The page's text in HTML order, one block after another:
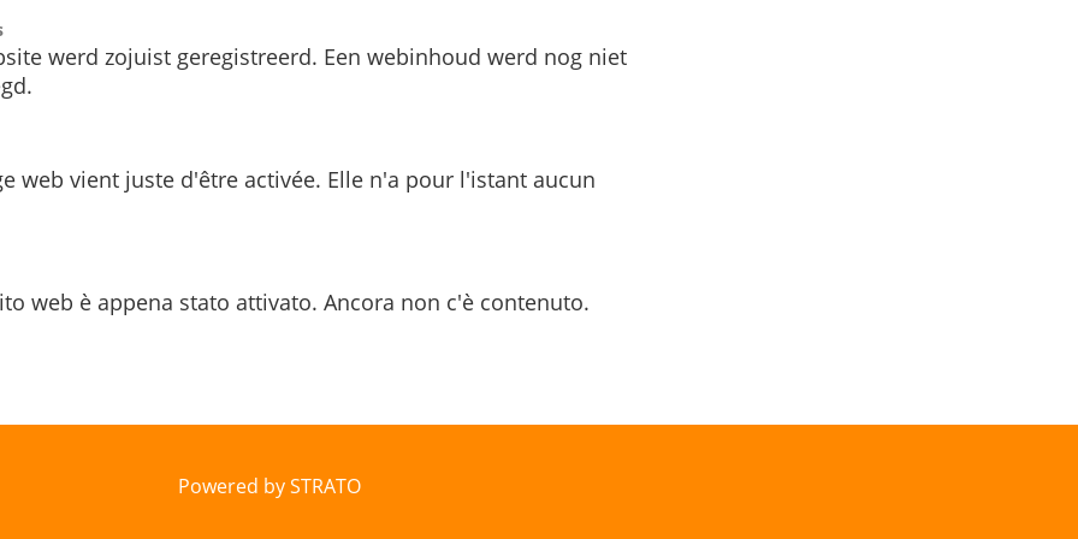
werd zojuist geregistreerd. Een webinhoud werd nog niet
web vient juste d'être activée. Elle n'a pour l'istant aucun
web è appena stato attivato. Ancora non c'è contenuto.
Powered by STRATO